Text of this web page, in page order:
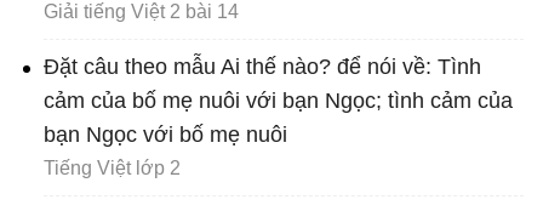
Giải tiếng Việt 2 bài 14
Đặt câu theo mẫu Ai thế nào? để nói về: Tình
cảm của bố mẹ nuôi với bạn Ngọc; tình cảm của
bạn Ngọc với bố mẹ nuôi
Tiếng Việt lớp 2